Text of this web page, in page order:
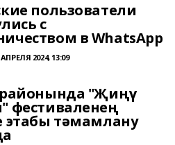
пользователи
с
в WhatsApp
АПРЕЛЯ 2024, 13:09
районында "Җиңү
фестиваленең
этабы тәмамлану